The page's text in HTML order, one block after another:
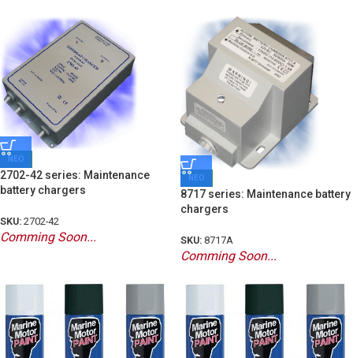
ΝΕΟ
2702-42 series: Maintenance
battery chargers
SKU: 2702-42
Comming Soon...
ΝΕΟ
8717 series: Maintenance battery
chargers
SKU: 8717A
Comming Soon...